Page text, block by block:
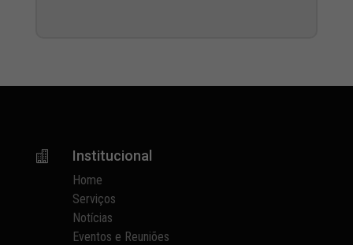
 Institucional
Home
Serviços
Notícias
Eventos e Reuniões